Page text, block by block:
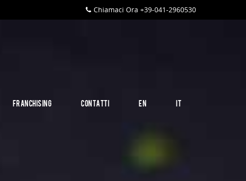
Chiamaci Ora +39-041-2960530
FRANCHISING CONTATTI EN IT